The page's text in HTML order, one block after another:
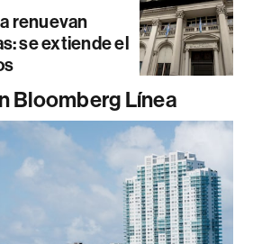
renuevan
se extiende el
Bloomberg Línea